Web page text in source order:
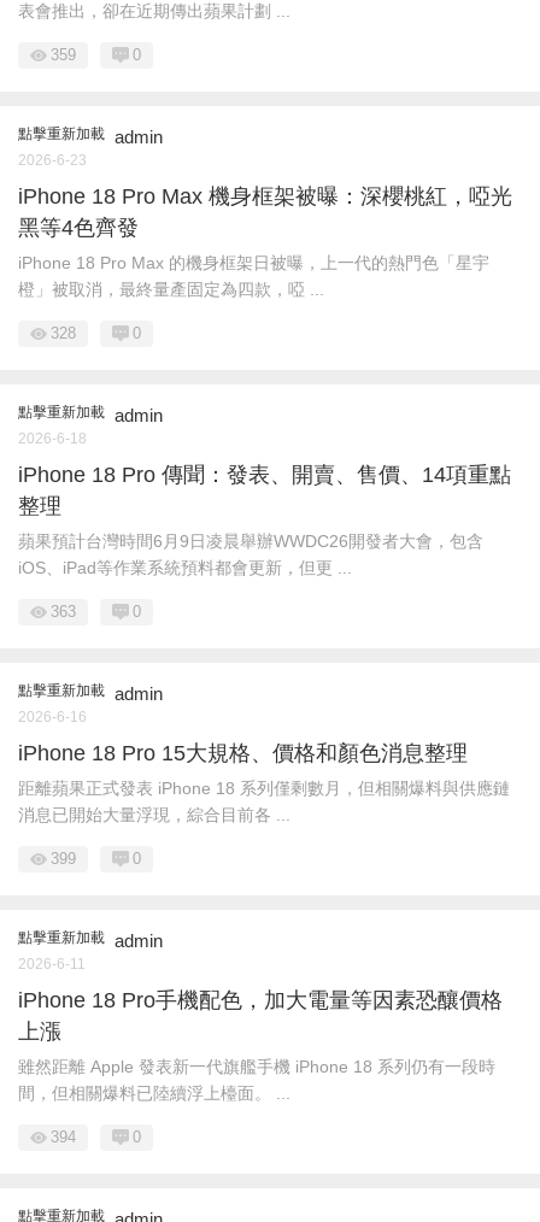
表會推出，卻在近期傳出蘋果計劃 ...
359 0
點擊重新加載 admin
2026-6-23
iPhone 18 Pro Max 機身框架被曝：深櫻桃紅，啞光
黑等4色齊發
iPhone 18 Pro Max 的機身框架日被曝，上一代的熱門色「星宇
橙」被取消，最終量產固定為四款，啞 ...
328 0
點擊重新加載 admin
2026-6-18
iPhone 18 Pro 傳聞：發表、開賣、售價、14項重點
整理
蘋果預計台灣時間6月9日凌晨舉辦WWDC26開發者大會，包含
iOS、iPad等作業系統預料都會更新，但更 ...
363 0
點擊重新加載 admin
2026-6-16
iPhone 18 Pro 15大規格、價格和顏色消息整理
距離蘋果正式發表 iPhone 18 系列僅剩數月，但相關爆料與供應鏈
消息已開始大量浮現，綜合目前各 ...
399 0
點擊重新加載 admin
2026-6-11
iPhone 18 Pro手機配色，加大電量等因素恐釀價格
上漲
雖然距離 Apple 發表新一代旗艦手機 iPhone 18 系列仍有一段時
間，但相關爆料已陸續浮上檯面。 ...
394 0
點擊重新加載